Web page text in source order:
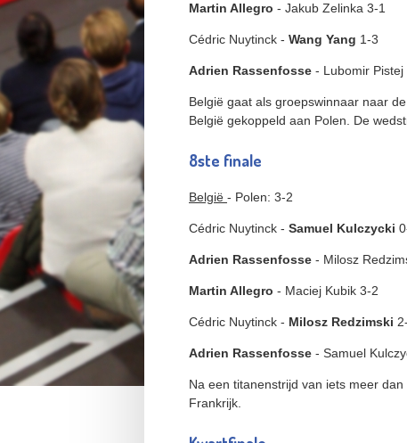
Martin Allegro - Jakub Zelinka 3-1
Cédric Nuytinck - Wang Yang 1-3
Adrien Rassenfosse - Lubomir Pistej
België gaat als groepswinnaar naar
België gekoppeld aan Polen. De
8ste finale
België - Polen: 3-2
Cédric Nuytinck - Samuel Kulczycki
Adrien Rassenfosse - Milosz
Martin Allegro - Maciej Kubik 3-2
Cédric Nuytinck - Milosz Redzimski
Adrien Rassenfosse - Samuel
Na een titanenstrijd van iets meer
Frankrijk.